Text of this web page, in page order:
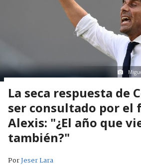
La seca respuesta de
ser consultado por el
Alexis: "¿El año que
también?"
PorJeser Lara